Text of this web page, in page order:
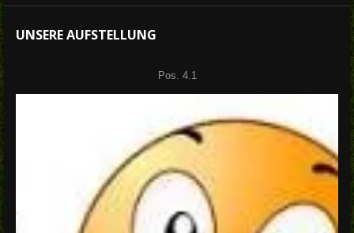
UNSERE AUFSTELLUNG
Pos. 4.1